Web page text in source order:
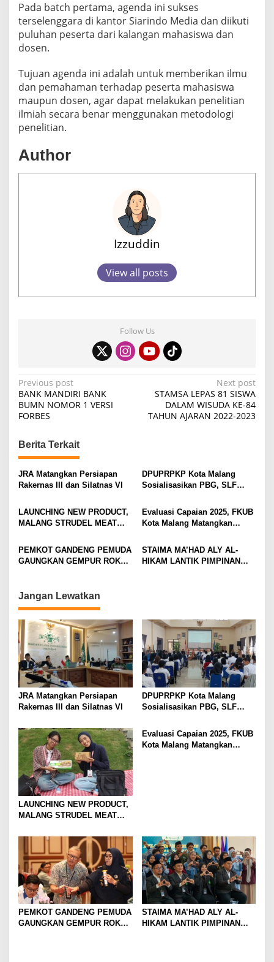
Pada batch pertama, agenda ini sukses
terselenggara di kantor Siarindo Media dan diikuti
puluhan peserta dari kalangan mahasiswa dan
dosen.
Tujuan agenda ini adalah untuk memberikan ilmu
dan pemahaman terhadap peserta mahasiswa
maupun dosen, agar dapat melakukan penelitian
ilmiah secara benar menggunakan metodologi
penelitian.
Author
Izzuddin
View all posts
Follow Us
P
o
s
t
n
a
v
i
g
t
o
n
Previous post
BANK MANDIRI BANK
BUMN NOMOR 1 VERSI
FORBES
Next post
STAMSA LEPAS 81 SISWA
DALAM WISUDA KE-84
TAHUN AJARAN 2022-2023
Berita Terkait
JRA Matangkan Persiapan
Rakernas III dan Silatnas VI
DPUPRPKP Kota Malang
Sosialisasikan PBG, SLF
SPPG
LAUNCHING NEW PRODUCT,
MALANG STRUDEL MEAT
Evaluasi Capaian 2025, FKUB
Kota Malang Matangkan
PEMKOT GANDENG PEMUDA
GAUNGKAN GEMPUR ROKOK
STAIMA MA’HAD ALY AL-
HIKAM LANTIK PIMPINAN
Jangan Lewatkan
JRA Matangkan Persiapan
Rakernas III dan Silatnas VI
DPUPRPKP Kota Malang
Sosialisasikan PBG, SLF
SPPG
LAUNCHING NEW PRODUCT,
MALANG STRUDEL MEAT
Evaluasi Capaian 2025, FKUB
Kota Malang Matangkan
PEMKOT GANDENG PEMUDA
GAUNGKAN GEMPUR ROKOK
STAIMA MA’HAD ALY AL-
HIKAM LANTIK PIMPINAN